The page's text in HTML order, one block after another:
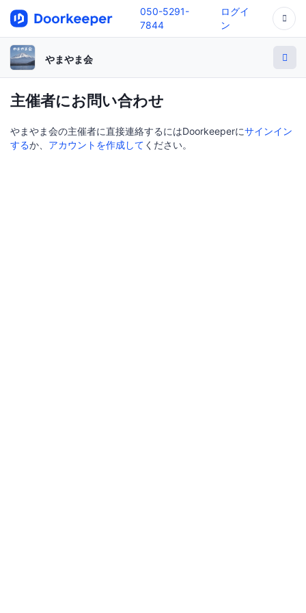
050-5291-
7844
ログイ
ン
やまやま会
主催者にお問い合わせ
やまやま会の主催者に直接連絡するにはDoorkeeperにサインイン
するか、 アカウントを作成して ください。